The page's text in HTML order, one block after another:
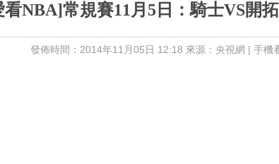
看NBA]常規賽11月5日：騎士VS開
發佈時間：2014年11月05日 12:18 來源：央視網 | 手機